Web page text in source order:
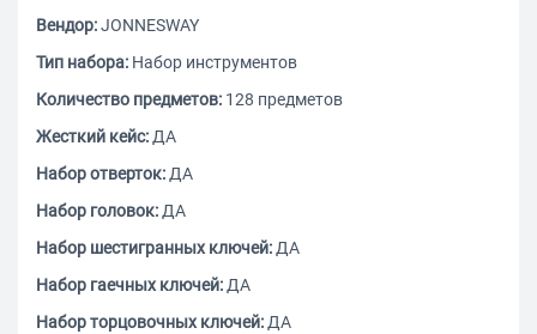
Вендор:JONNESWAY
Тип набора: Набор инструментов
Количество предметов: 128 предметов
Жесткий кейс:ДА
Набор отверток:ДА
Набор головок:ДА
Набор шестигранных ключей:ДА
Набор гаечных ключей:ДА
Набор торцовочных ключей:ДА